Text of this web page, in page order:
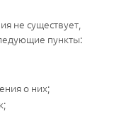
не существует,
пункты:
о них;